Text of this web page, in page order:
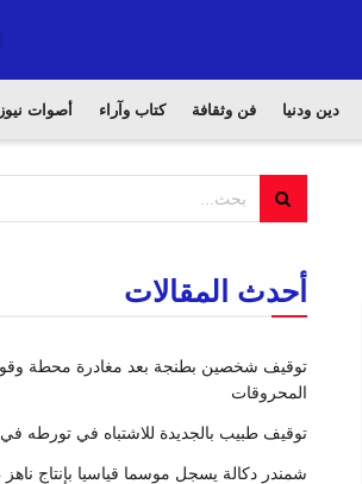
دين ودنيا فن وثقافة كتاب وآراء أصوات نيوز TV
أحدث المقالات
توقيف شخصين بطنجة بعد مغادرة محطة
المحروقات
توقيف طبيب بالجديدة للاشتباه في تورطه
شمندر دكالة يسجل موسما قياسيا بإنتاج ناهز 544 ألف طن